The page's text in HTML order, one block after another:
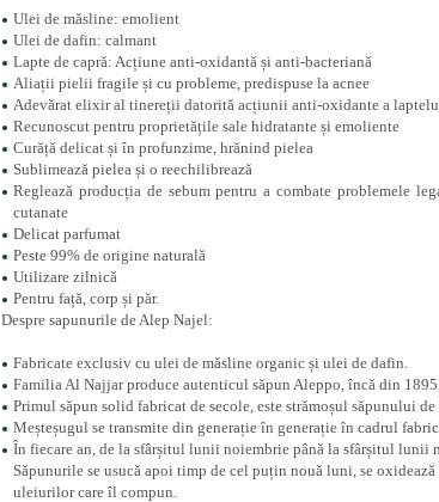
Ulei de măsline: emolient
Ulei de dafin: calmant
Lapte de capră: Acțiune anti-oxidantă și anti-bacteriană
Aliații pielii fragile și cu probleme, predispuse la acnee
Adevărat elixir al tinereții datorită acțiunii anti-oxidante a
Recunoscut pentru proprietățile sale hidratante și emoliente
Curăță delicat și în profunzime, hrănind pielea
Sublimează pielea și o reechilibrează
Reglează producția de sebum pentru a combate problemele
cutanate
Delicat parfumat
Peste 99% de origine naturală
Utilizare zilnică
Pentru față, corp și păr.
Despre sapunurile de Alep Najel:
Fabricate exclusiv cu ulei de măsline organic și ulei de dafin.
Familia Al Najjar produce autenticul săpun Aleppo, încă din
Primul săpun solid fabricat de secole, este strămoșul săpunului
Meșteșugul se transmite din generație în generație în cadrul
În fiecare an, de la sfârșitul lunii noiembrie până la sfârșitul lunii
Săpunurile se usucă apoi timp de cel puțin nouă luni, se
uleiurilor care îl compun.